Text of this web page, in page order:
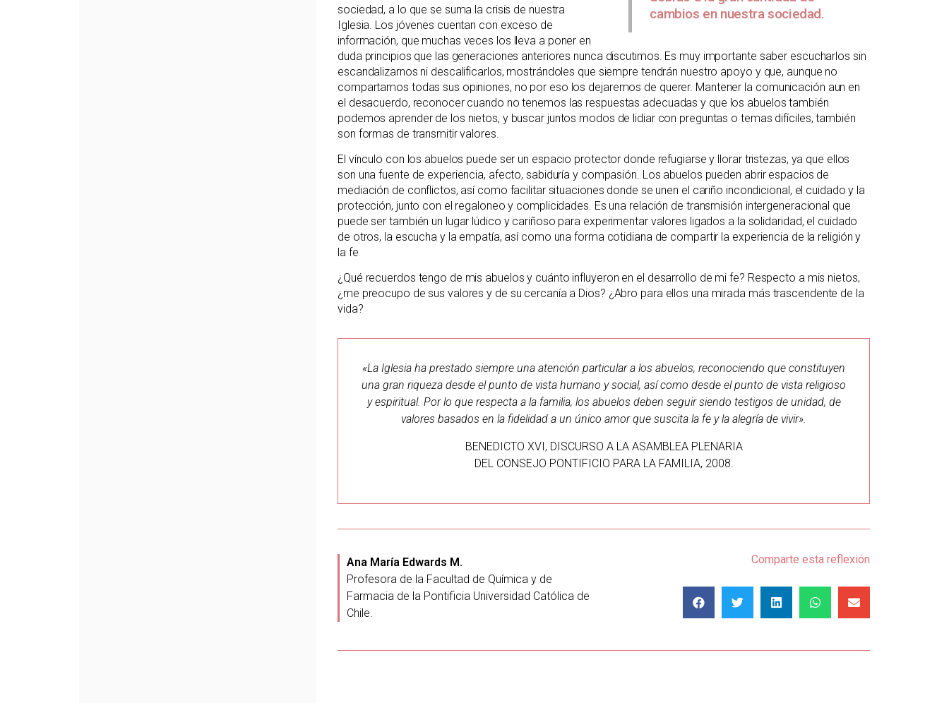
cambios en nuestra sociedad.
sociedad, a lo que se suma la crisis de nuestra
Iglesia. Los jóvenes cuentan con exceso de
información, que muchas veces los lleva a poner en
duda principios que las generaciones anteriores nunca discutimos. Es muy importante saber escucharlos sin
escandalizarnos ni descalificarlos, mostrándoles que siempre tendrán nuestro apoyo y que, aunque no
compartamos todas sus opiniones, no por eso los dejaremos de querer. Mantener la comunicación aun en
el desacuerdo, reconocer cuando no tenemos las respuestas adecuadas y que los abuelos también
podemos aprender de los nietos, y buscar juntos modos de lidiar con preguntas o temas difíciles, también
son formas de transmitir valores.
El vínculo con los abuelos puede ser un espacio protector donde refugiarse y llorar tristezas, ya que ellos
son una fuente de experiencia, afecto, sabiduría y compasión. Los abuelos pueden abrir espacios de
mediación de conflictos, así como facilitar situaciones donde se unen el cariño incondicional, el cuidado y la
protección, junto con el regaloneo y complicidades. Es una relación de transmisión intergeneracional que
puede ser también un lugar lúdico y cariñoso para experimentar valores ligados a la solidaridad, el cuidado
de otros, la escucha y la empatía, así como una forma cotidiana de compartir la experiencia de la religión y
la fe.
¿Qué recuerdos tengo de mis abuelos y cuánto influyeron en el desarrollo de mi fe? Respecto a mis nietos,
¿me preocupo de sus valores y de su cercanía a Dios? ¿Abro para ellos una mirada más trascendente de la
vida?
«La Iglesia ha prestado siempre una atención particular a los abuelos, reconociendo que constituyen
una gran riqueza desde el punto de vista humano y social, así como desde el punto de vista religioso
y espiritual. Por lo que respecta a la familia, los abuelos deben seguir siendo testigos de unidad, de
valores basados en la fidelidad a un único amor que suscita la fe y la alegría de vivir».
BENEDICTO XVI, DISCURSO A LA ASAMBLEA PLENARIA
DEL CONSEJO PONTIFICIO PARA LA FAMILIA, 2008.
Ana María Edwards M.
Profesora de la Facultad de Química y de
Farmacia de la Pontificia Universidad Católica de
Chile.
Comparte esta reflexión